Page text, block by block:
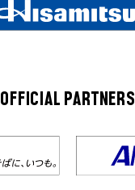
OFFICIAL PARTNERS